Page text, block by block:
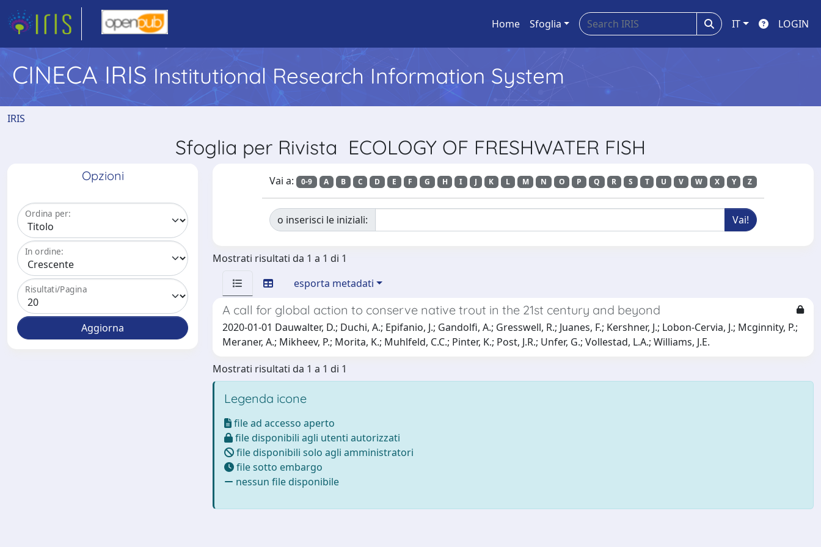
Home Sfoglia IT LOGIN
CINECA IRIS Institutional Research Information System
IRIS
Sfoglia per Rivista ECOLOGY OF FRESHWATER FISH
Opzioni
Ordina per:
In ordine:
Risultati/Pagina
Vai a: 0-9 A B C D E F G H I J K L M N O P Q R S T U V W X Y Z
o inserisci le iniziali:
Mostrati risultati da 1 a 1 di 1
esporta metadati
A call for global action to conserve native trout in the 21st century and beyond
2020-01-01 Dauwalter, D.; Duchi, A.; Epifanio, J.; Gandolfi, A.; Gresswell, R.; Juanes, F.; Kershner, J.; Lobon-Cervia, J.; Mcginnity, P.;
Meraner, A.; Mikheev, P.; Morita, K.; Muhlfeld, C.C.; Pinter, K.; Post, J.R.; Unfer, G.; Vollestad, L.A.; Williams, J.E.
Mostrati risultati da 1 a 1 di 1
Legenda icone
file ad accesso aperto
file disponibili agli utenti autorizzati
file disponibili solo agli amministratori
file sotto embargo
nessun file disponibile